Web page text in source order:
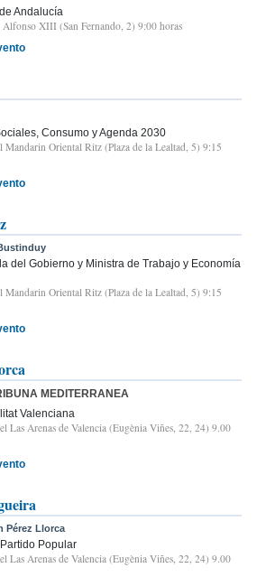
Andalucía
XIII (San Fernando, 2) 9:00 horas
Consumo y Agenda 2030
Oriental Ritz (Plaza de la Lealtad, 5) 9:15
del Gobierno y Ministra de Trabajo y Economía
Oriental Ritz (Plaza de la Lealtad, 5) 9:15
MEDITERRANEA
Valenciana
Las Arenas de Valencia (Eugènia Viñes, 22, 24) 9.00
Pérez Llorca
Popular
Las Arenas de Valencia (Eugènia Viñes, 22, 24) 9.00